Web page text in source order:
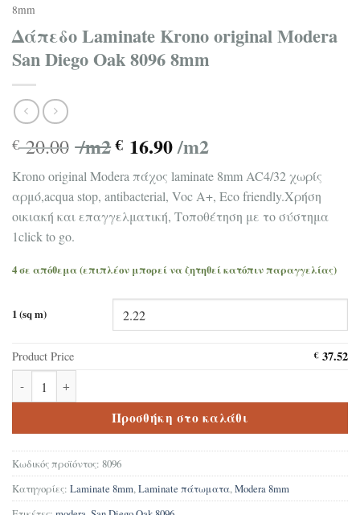
8mm
Δάπεδο Laminate Krono original Modera
San Diego Oak 8096 8mm
€20.00 /m2 € 16.90/m2
Krono original Modera πάχος laminate 8mm AC4/32 χωρίς
αρμό,acqua stop, antibacterial, Voc A+, Eco friendly.Χρήση
οικιακή και επαγγελματική, Τοποθέτηση με το σύστημα
1click to go.
4 σε απόθεμα (επιπλέον μπορεί να ζητηθεί κατόπιν παραγγελίας)
1 (sq m)
Product Price €37.52
Προσθήκη στο καλάθι
Κωδικός προϊόντος: 8096
Κατηγορίες: Laminate 8mm,Laminate πάτωματα,Modera 8mm